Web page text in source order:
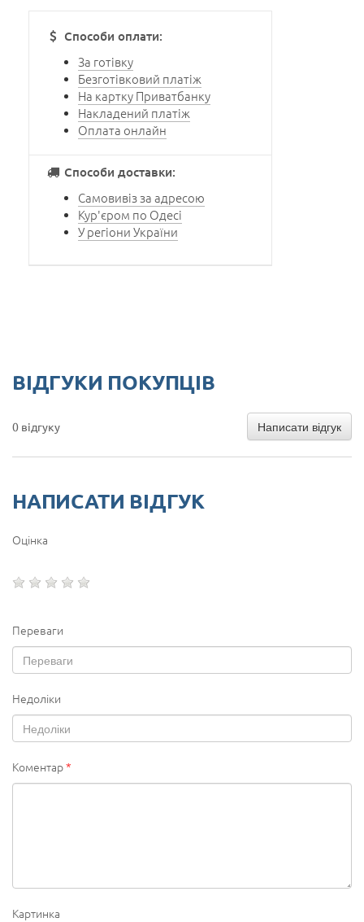
Способи оплати:
За готівку
Безготівковий платіж
На картку Приватбанку
Накладений платіж
Оплата онлайн
Способи доставки:
Самовивіз за адресою
Кур'єром по Одесі
У регіони України
ВІДГУКИ ПОКУПЦІВ
0 відгуку Написати відгук
НАПИСАТИ ВІДГУК
Оцінка
Переваги
Недоліки
Коментар*
Картинка